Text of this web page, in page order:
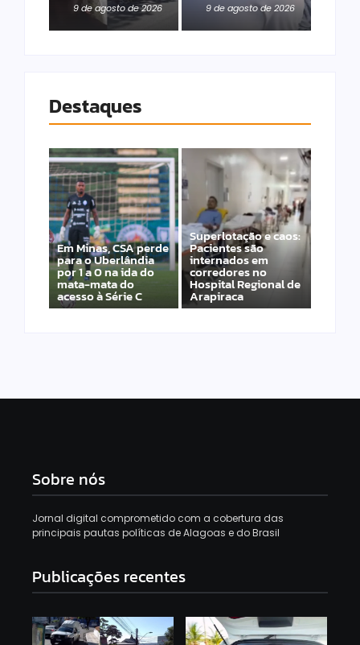
9 de agosto de 2026 9 de agosto de 2026
Destaques
Em Minas, CSA perde
para o Uberlândia
por 1 a 0 na ida do
mata-mata do
acesso à Série C
Superlotação e caos:
Pacientes são
internados em
corredores no
Hospital Regional de
Arapiraca
Sobre nós
Jornal digital comprometido com a cobertura das
principais pautas políticas de Alagoas e do Brasil
Publicações recentes